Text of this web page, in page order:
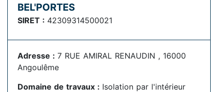
BEL'PORTES
SIRET : 42309314500021
Adresse : 7 RUE AMIRAL RENAUDIN , 16000
Angoulême
Domaine de travaux : Isolation par l'intérieur